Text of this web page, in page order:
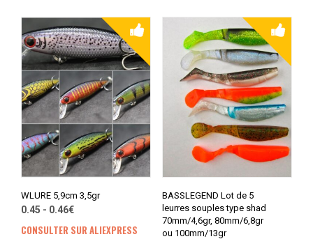
WLURE 5,9cm 3,5gr
0.45 - 0.46€
CONSULTER SUR ALIEXPRESS
BASSLEGEND Lot de 5
leurres souples type shad
70mm/4,6gr, 80mm/6,8gr
ou 100mm/13gr